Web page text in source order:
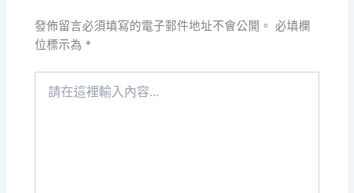
發佈留言必須填寫的電子郵件地址不會公開。 必填欄
位標示為 *